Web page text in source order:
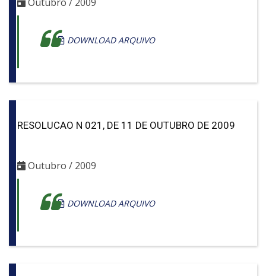
DOWNLOAD ARQUIVO
RESOLUCAO N 021, DE 11 DE OUTUBRO DE 2009
Outubro / 2009
DOWNLOAD ARQUIVO